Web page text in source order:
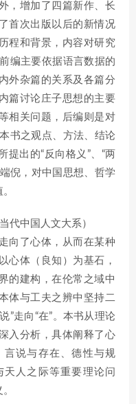
，增加了四篇新作、长
首次出版以后的新情况
程和背景，内容对研究
编主要依据语言数据的
外杂篇的关系及各篇分
篇讨论庄子思想的主要
相关问题，后编则是对
书之观点、方法、结论
出的“反向格义”、“两
倪，对中国思想、哲学
代中国人文大系）
向了心体，从而在某种
心体（良知）为基石，
的建构，在伦常之域中
体与工夫之辨中坚持二
”走向“在”。本书从理论
入分析，具体阐释了心
言说与存在、德性与规
人之际等重要理论问